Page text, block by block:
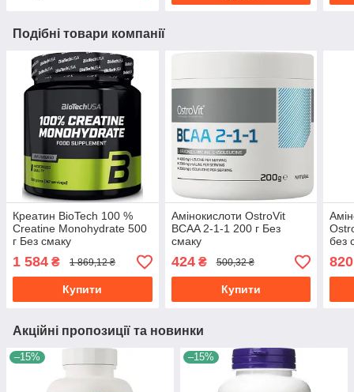
Подібні товари компанії
Креатин BioTech 100 %
Creatine Monohydrate 500
г Без смаку
1 584 ₴ 1 869,12 ₴
Купити
Амінокислоти OstroVit
BCAA 2-1-1 200 г Без
смаку
424₴ 500,32 ₴
Купити
без
820
Акційні пропозиції та новинки
–15% –15%